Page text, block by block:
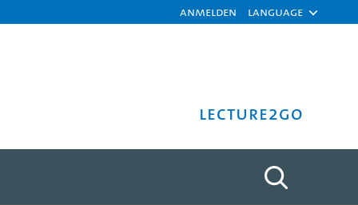
Anmelden Language
Lecture2Go